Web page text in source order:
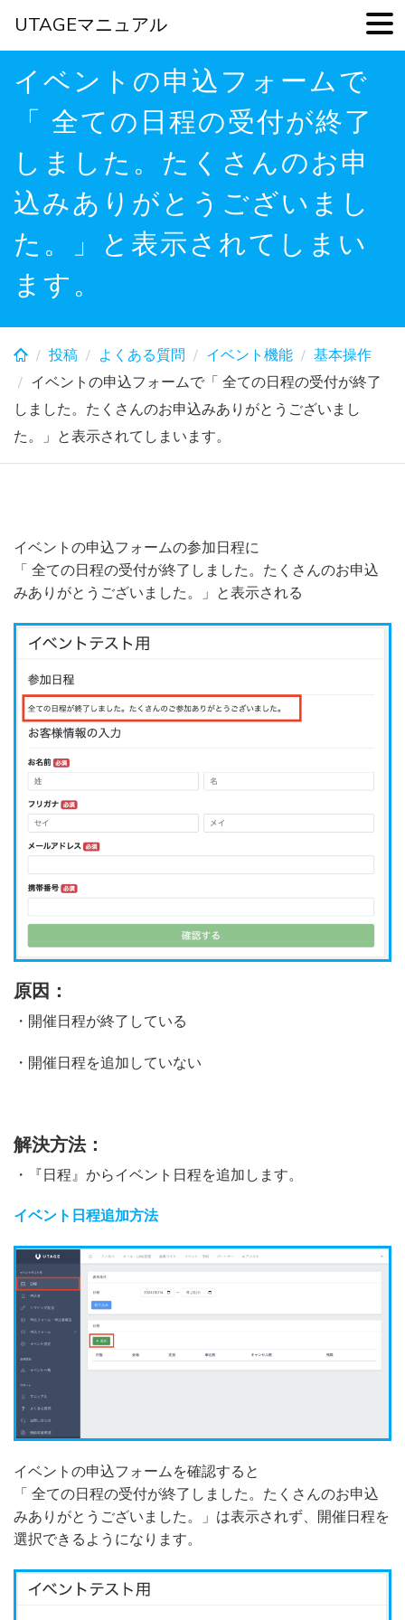
Skip
main
イベントの申込フォームで
「 全ての日程の受付が終了
しました。たくさんのお申
込みありがとうございまし
た。」と表示されてしまい
ます。
投稿 よくある質問 イベント機能
基本操作
イベントの申込フォームで「 全ての日程の受付が終了
しました。たくさんのお申込みありがとうございまし
た。」と表示されてしまいます。
イベントの申込フォームの参加日程に
「 全ての日程の受付が終了しました。たくさんのお申込
みありがとうございました。」と表示される
原因：
・開催日程が終了している
・開催日程を追加していない
解決方法：
・『日程』からイベント日程を追加します。
イベント日程追加方法
イベントの申込フォームを確認すると
「 全ての日程の受付が終了しました。たくさんのお申込
みありがとうございました。」は表示されず、開催日程を
選択できるようになります。
UTAGEマニュアル